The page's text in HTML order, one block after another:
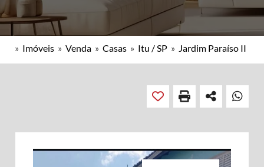
» Imóveis » Venda » Casas » Itu / SP » Jardim Paraíso II